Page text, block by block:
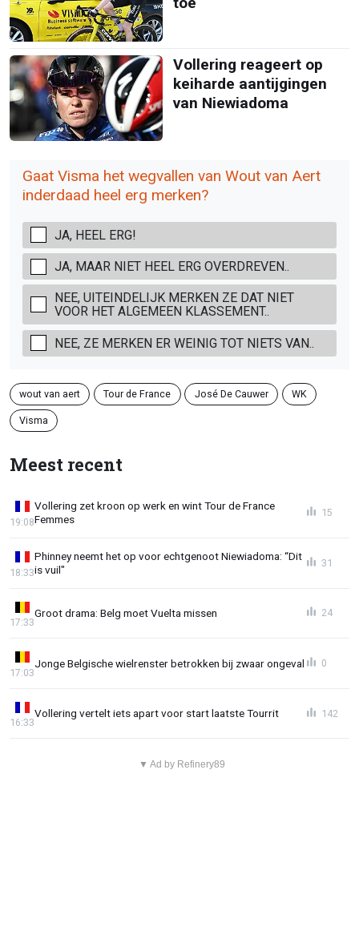
Vollering reageert op
keiharde aantijgingen
van Niewiadoma
Gaat Visma het wegvallen van Wout van Aert
inderdaad heel erg merken?
JA, HEEL ERG!
JA, MAAR NIET HEEL ERG OVERDREVEN..
NEE, UITEINDELIJK MERKEN ZE DAT NIET
VOOR HET ALGEMEEN KLASSEMENT..
NEE, ZE MERKEN ER WEINIG TOT NIETS VAN..
wout van aert Tour de France José De Cauwer WK
Visma
Meest recent
Vollering zet kroon op werk en wint Tour de France
Femmes
19:08
15
Phinney neemt het op voor echtgenoot Niewiadoma: “Dit
is vuil"
18:33
31
Groot drama: Belg moet Vuelta missen
17:33
24
Jonge Belgische wielrenster betrokken bij zwaar ongeval
17:03
0
Vollering vertelt iets apart voor start laatste Tourrit
16:33
142
▼ Ad by Refinery89